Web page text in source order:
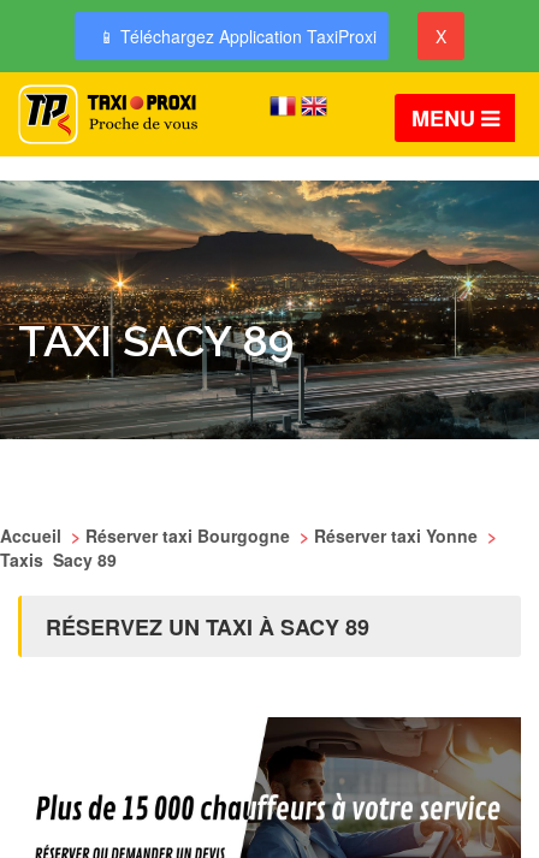
📱 Téléchargez Application TaxiProxi X
MENU
TAXI SACY 89
Accueil > Réserver taxi Bourgogne > Réserver taxi Yonne >
Taxis Sacy 89
RÉSERVEZ UN TAXI À SACY 89